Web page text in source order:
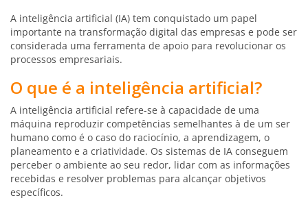
A inteligência artificial (IA) tem conquistado um papel
importante na transformação digital das empresas e pode ser
considerada uma ferramenta de apoio para revolucionar os
processos empresariais.
O que é a inteligência artificial?
A inteligência artificial refere-se à capacidade de uma
máquina reproduzir competências semelhantes à de um ser
humano como é o caso do raciocínio, a aprendizagem, o
planeamento e a criatividade. Os sistemas de IA conseguem
perceber o ambiente ao seu redor, lidar com as informações
recebidas e resolver problemas para alcançar objetivos
específicos.